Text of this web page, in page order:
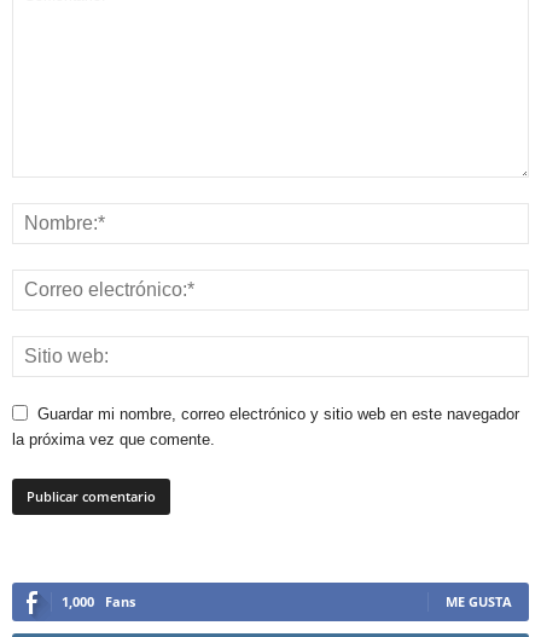
Guardar mi nombre, correo electrónico y sitio web en este navegador
la próxima vez que comente.
1,000 Fans ME GUSTA